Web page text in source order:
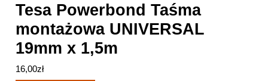
Tesa Powerbond Taśma
montażowa UNIVERSAL
19mm x 1,5m
16,00zł